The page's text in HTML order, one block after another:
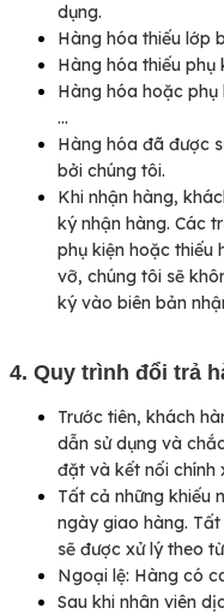
dụng.
Hàng hóa thiếu lớp
Hàng hóa thiếu phụ
Hàng hóa hoặc
…
Hàng hóa đã được
bởi chúng tôi.
Khi nhận hàng,
ký nhận hàng. Các
phụ kiện hoặc thiếu
vỡ, chúng tôi sẽ
ký vào biên bản
4. Quy trình đổi trả
Trước tiên, khách
dẫn sử dụng và
đặt và kết nối chính
Tất cả những khiếu
ngày giao hàng.
sẽ được xử lý theo
Ngoại lệ: Hàng có
Sau khi nhân viên